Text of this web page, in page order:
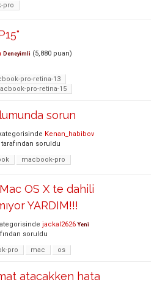
pro
Deneyimli (5,880 puan)
pro-retina-13
pro-retina-15
sorun
Kenan_habibov
tarafından soruldu
macbook-pro
OS X te dahili
YARDIM!!!
jackal2626 Yeni
soruldu
pro mac os
atacakken hata